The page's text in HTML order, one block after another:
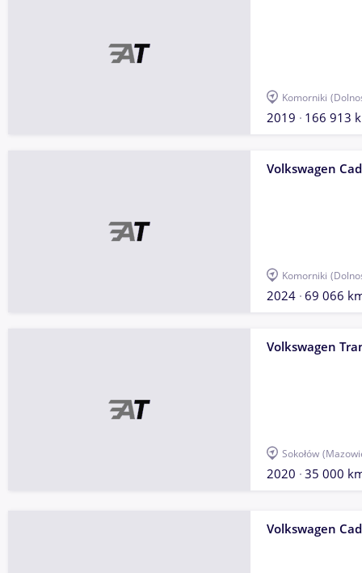
Komorniki
2019 166 913
Volkswagen
Komorniki
2024 69 066
Volkswagen
Sokołów
2020 35 000
Volkswagen